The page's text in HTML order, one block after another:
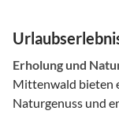
Erholung und
Mittenwald bieten
Naturgenuss und